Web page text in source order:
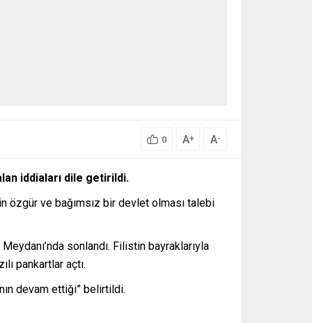
0 A+ A-
iddiaları dile getirildi.
özgür ve bağımsız bir devlet olması talebi
sonlandı. Filistin bayraklarıyla
pankartlar açtı.
devam ettiği” belirtildi.